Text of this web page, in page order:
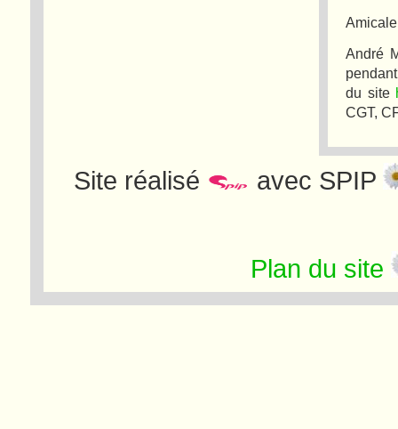
André
du site
CGT,
Site réalisé avec SPIP
Plan du site